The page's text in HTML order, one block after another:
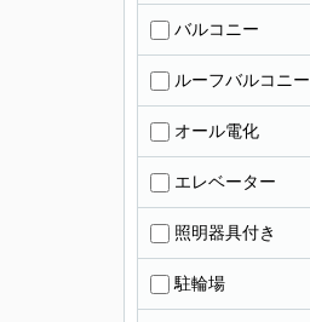
バルコニー
ルーフバルコニー
オール電化
エレベーター
照明器具付き
駐輪場